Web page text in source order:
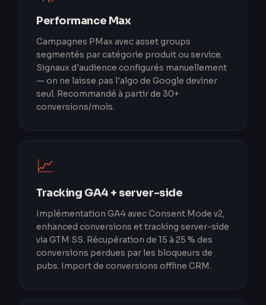
Performance Max
Campagnes PMax avec asset groups
segmentés par catégorie produit ou service.
Signaux d'audience configurés manuellement
— on ne laisse pas l'algo de Google deviner
seul. Recommandé à partir de 30+
conversions/mois.
📈
Tracking GA4 + server-side
Implémentation GA4 avec Consent Mode v2,
enhanced conversions et tracking server-side
via GTM SS. Récupération de 15 à 25 % des
conversions perdues par les bloqueurs de
pubs. Import de conversions offline CRM.